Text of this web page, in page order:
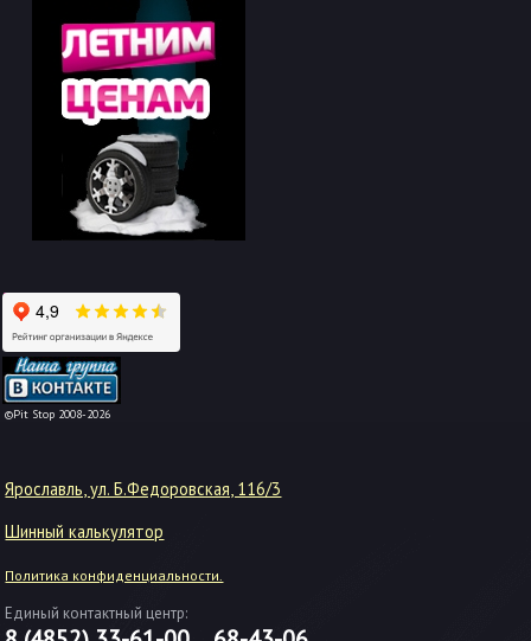
©Pit Stop 2008-2026
-->
Ярославль, ул. Б.Федоровская, 116/3
Шинный калькулятор
Политика конфиденциальности.
Единый контактный центр: